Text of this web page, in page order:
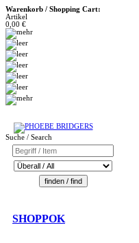
Warenkorb / Shopping Cart:
Artikel
0,00 €
Suche / Search
SHOPPOK